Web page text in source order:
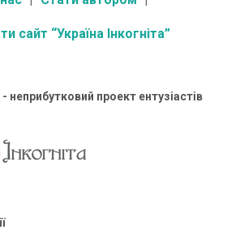
сайт “Україна Інкогніта”
- неприбутковий проект ентузіастів